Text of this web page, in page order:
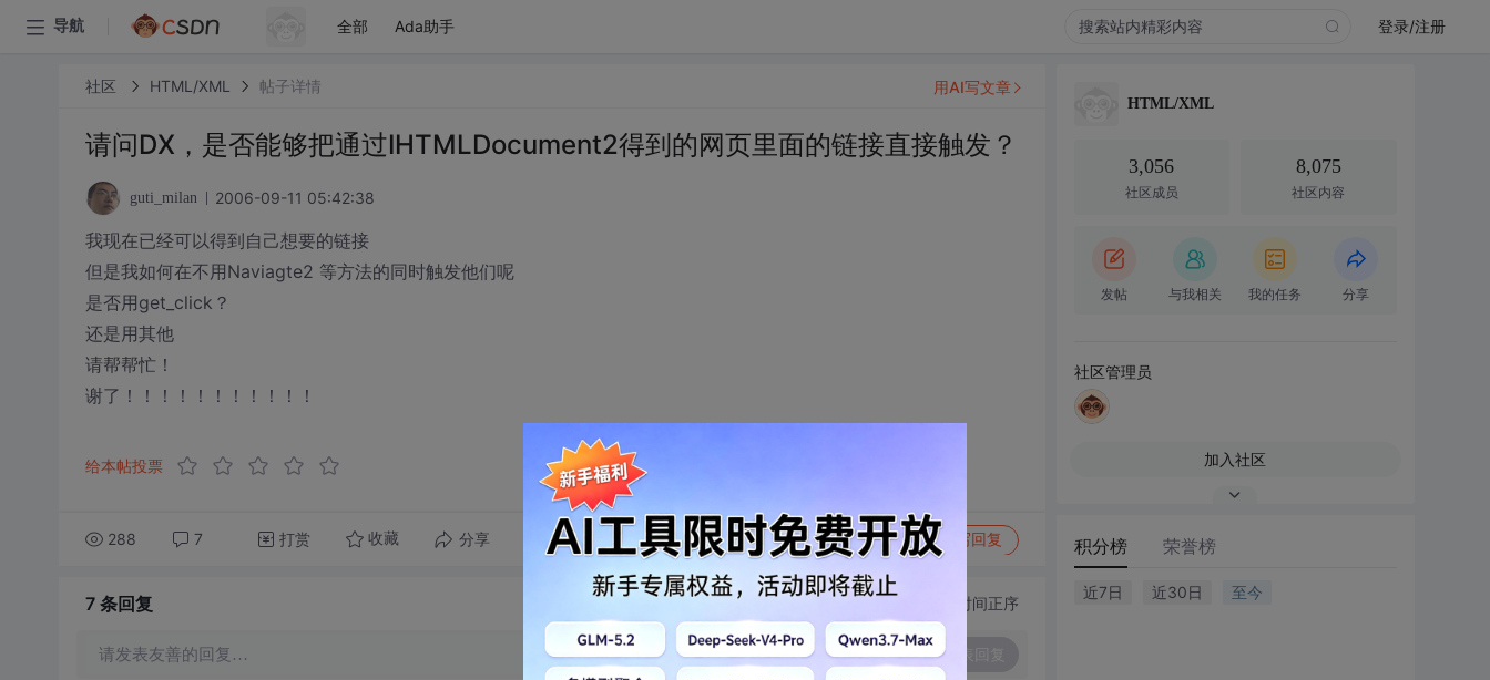
导航 全部 Ada助手 登录/注册
社区 HTML/XML 帖子详情
请问DX，是否能够把通过IHTMLDocument2得到的网页里面的链接直接触发？
guti_milan 2006-09-11 05:42:38
我现在已经可以得到自己想要的链接
但是我如何在不用Naviagte2 等方法的同时触发他们呢
是否用get_click？
还是用其他
请帮帮忙！
谢了！！！！！！！！！！！
给本帖投票
288 7 打赏 收藏 分享 转发到动态 举报 写回复
用AI写文章
7 条回复 切换为时间正序
请发表友善的回复… 发表回复
HTML/XML
3,056
社区成员
8,075
社区内容
发帖 与我相关 我的任务 分享
社区管理员
加入社区
积分榜 荣誉榜
近7日 近30日 至今